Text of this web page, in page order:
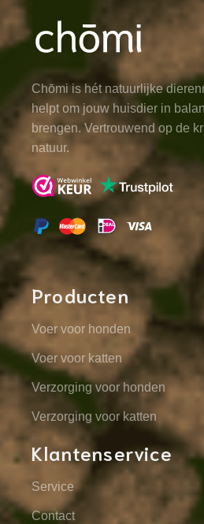
Chōmi is hét natuurlijke
helpt om jouw huisdier in
brengen. Vertrouwend op de
natuur.
Producten
Voer voor honden
Voer voor katten
Verzorging voor honden
Verzorging voor katten
Klantenservice
Service
Contact